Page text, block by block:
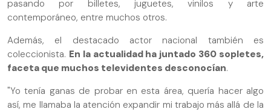
pasando por billetes, juguetes, vinilos y arte
contemporáneo, entre muchos otros.
Además, el destacado actor nacional también es
coleccionista. En la actualidad ha juntado 360 sopletes,
faceta que muchos televidentes desconocían.
"Yo tenía ganas de probar en esta área, quería hacer algo
así, me llamaba la atención expandir mi trabajo más allá de la